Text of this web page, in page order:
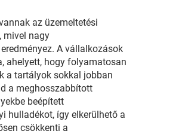
az üzemeltetési
mivel nagy
A vállalkozások
ahelyett, hogy folyamatosan
a tartályok sokkal jobban
a meghosszabbított
beépített
hulladékot, így elkerülhető a
csökkenti a